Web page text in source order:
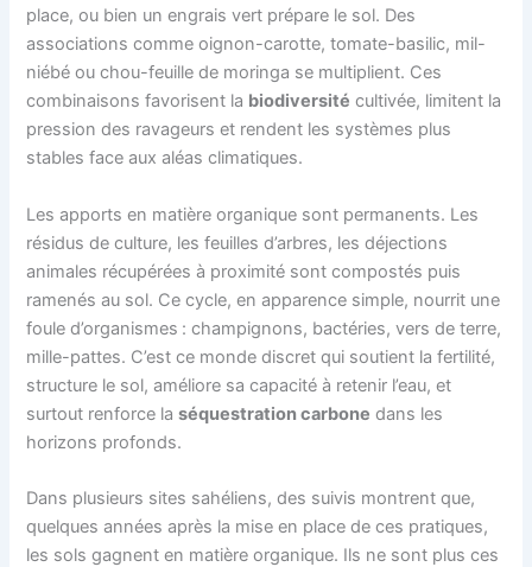
place, ou bien un engrais vert prépare le sol. Des
associations comme oignon-carotte, tomate-basilic, mil-
niébé ou chou-feuille de moringa se multiplient. Ces
combinaisons favorisent la biodiversité cultivée, limitent la
pression des ravageurs et rendent les systèmes plus
stables face aux aléas climatiques.
Les apports en matière organique sont permanents. Les
résidus de culture, les feuilles d’arbres, les déjections
animales récupérées à proximité sont compostés puis
ramenés au sol. Ce cycle, en apparence simple, nourrit une
foule d’organismes : champignons, bactéries, vers de terre,
mille-pattes. C’est ce monde discret qui soutient la fertilité,
structure le sol, améliore sa capacité à retenir l’eau, et
surtout renforce laséquestration carbone dans les
horizons profonds.
Dans plusieurs sites sahéliens, des suivis montrent que,
quelques années après la mise en place de ces pratiques,
les sols gagnent en matière organique. Ils ne sont plus ces